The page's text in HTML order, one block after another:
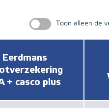
Toon alleen de
Eerdmans
+ casco plus